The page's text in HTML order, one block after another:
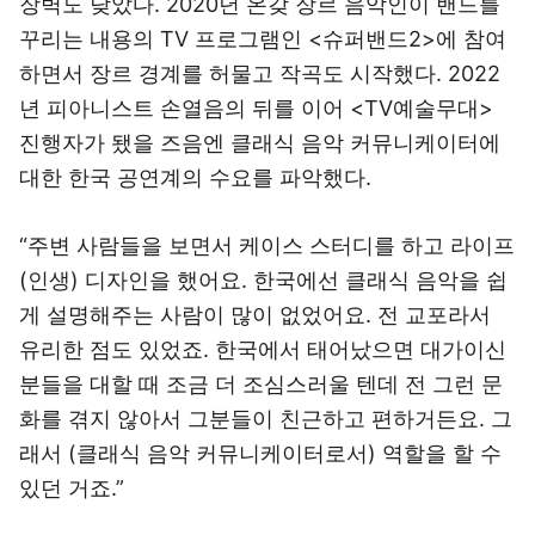
꾸리는 내용의 TV 프로그램인 <슈퍼밴드2>에 참여
하면서 장르 경계를 허물고 작곡도 시작했다. 2022
년 피아니스트 손열음의 뒤를 이어 <TV예술무대>
진행자가 됐을 즈음엔 클래식 음악 커뮤니케이터에
대한 한국 공연계의 수요를 파악했다.
“주변 사람들을 보면서 케이스 스터디를 하고 라이프
(인생) 디자인을 했어요. 한국에선 클래식 음악을 쉽
게 설명해주는 사람이 많이 없었어요. 전 교포라서
유리한 점도 있었죠. 한국에서 태어났으면 대가이신
분들을 대할 때 조금 더 조심스러울 텐데 전 그런 문
화를 겪지 않아서 그분들이 친근하고 편하거든요. 그
래서 (클래식 음악 커뮤니케이터로서) 역할을 할 수
있던 거죠.”